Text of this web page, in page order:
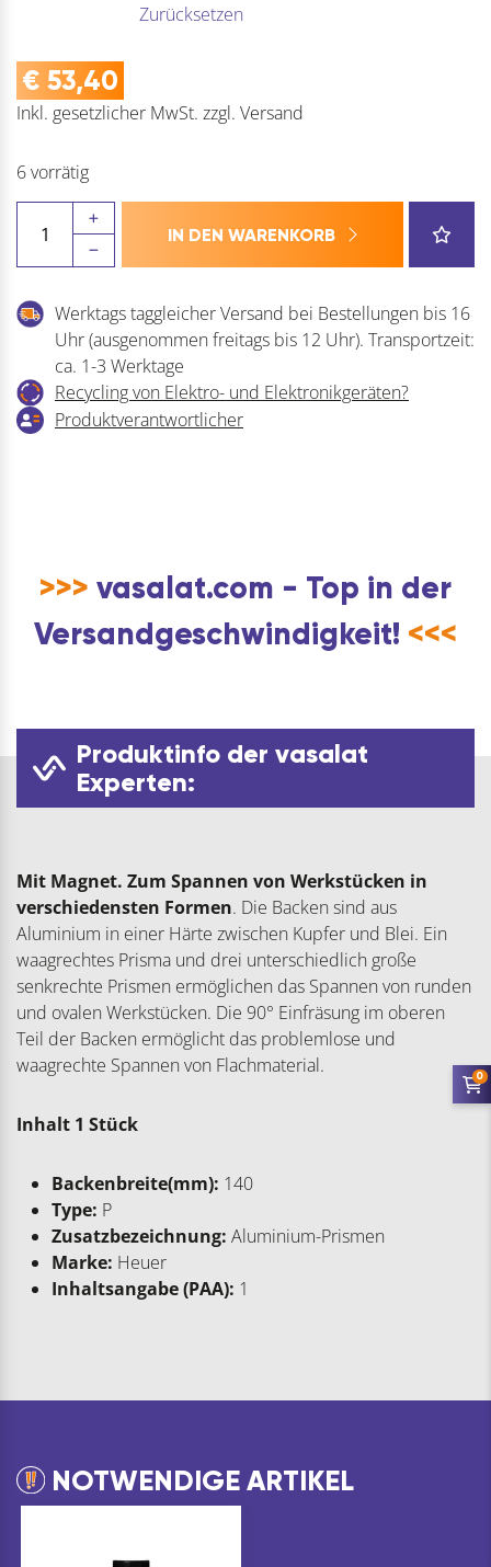
Zurücksetzen
€ 53,40
Inkl. gesetzlicher MwSt. zzgl. Versand
6 vorrätig
Alu-
Prismen-
mit
Magnet
Menge
IN DEN WARENKORB
Werktags taggleicher Versand bei Bestellungen bis 16
Uhr (ausgenommen freitags bis 12 Uhr). Transportzeit:
ca. 1-3 Werktage
Recycling von Elektro- und Elektronikgeräten?
Produktverantwortlicher
>>> vasalat.com - Top in der
Versandgeschwindigkeit! <<<
Produktinfo der vasalat
Experten:
Mit Magnet. Zum Spannen von Werkstücken in
verschiedensten Formen. Die Backen sind aus
Aluminium in einer Härte zwischen Kupfer und Blei. Ein
waagrechtes Prisma und drei unterschiedlich große
senkrechte Prismen ermöglichen das Spannen von runden
und ovalen Werkstücken. Die 90° Einfräsung im oberen
Teil der Backen ermöglicht das problemlose und
waagrechte Spannen von Flachmaterial.
Inhalt 1 Stück
Backenbreite(mm): 140
Type: P
Zusatzbezeichnung: Aluminium-Prismen
Marke: Heuer
Inhaltsangabe (PAA): 1
NOTWENDIGE ARTIKEL
0